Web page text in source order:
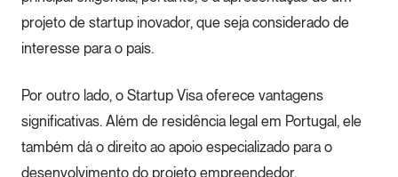
projeto de startup inovador, que seja considerado de
interesse para o país.
Por outro lado, o Startup Visa oferece vantagens
significativas. Além de residência legal em Portugal, ele
também dá o direito ao apoio especializado para o
desenvolvimento do projeto empreendedor.